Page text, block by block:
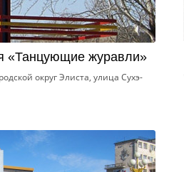
«Танцующие журавли»
округ Элиста, улица Сухэ-